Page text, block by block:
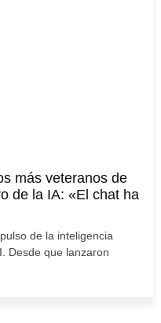
más veteranos de
de la IA: «El chat ha
de la inteligencia
Desde que lanzaron